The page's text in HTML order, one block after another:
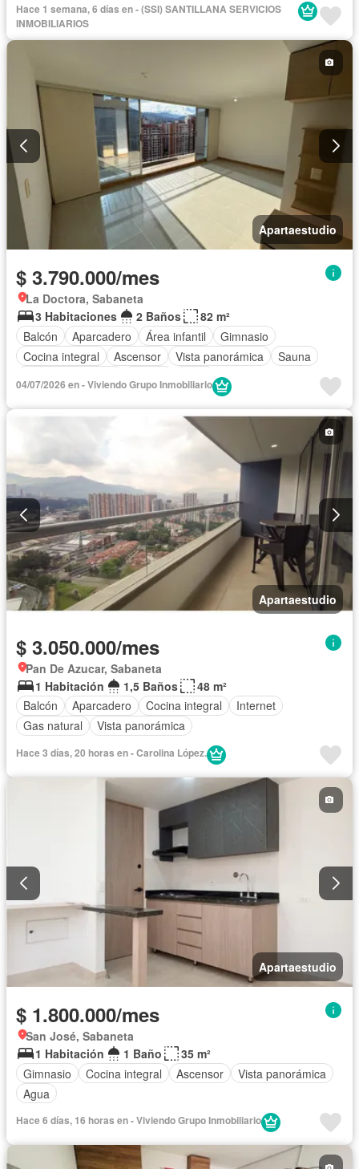
Hace 1 semana, 6 días en - (SSI) SANTILLANA SERVICIOS
INMOBILIARIOS
Apartaestudio
$ 3.790.000/mes
La Doctora, Sabaneta
3 Habitaciones
2 Baños
82 m²
Balcón
Aparcadero Área infantil
Gimnasio
Cocina integral
Ascensor Vista panorámica
Sauna
04/07/2026 en - Viviendo Grupo Inmobiliario
Apartaestudio
$ 3.050.000/mes
Pan De Azucar, Sabaneta
1 Habitación
1,5 Baños
48 m²
Balcón
Aparcadero Cocina integral
Internet
Gas natural
Vista panorámica
Hace 3 días, 20 horas en - Carolina López.
Apartaestudio
$ 1.800.000/mes
San José, Sabaneta
1 Habitación
1 Baño
35 m²
Gimnasio
Cocina integral Ascensor
Vista panorámica
Agua
Hace 6 días, 16 horas en - Viviendo Grupo Inmobiliario